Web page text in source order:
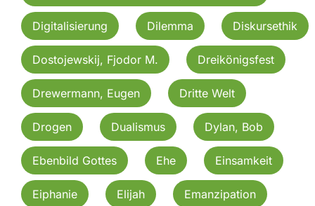
Digitalisierung Dilemma Diskursethik
Dostojewskij, Fjodor M. Dreikönigsfest
Drewermann, Eugen Dritte Welt
Drogen Dualismus Dylan, Bob
Ebenbild Gottes Ehe Einsamkeit
Eiphanie Elijah Emanzipation